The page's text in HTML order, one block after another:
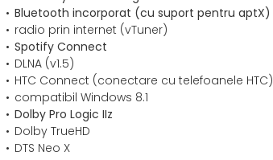
Bluetooth incorporat (cu suport pentru aptX)
radio prin internet (vTuner)
Spotify Connect
DLNA (v1.5)
HTC Connect (conectare cu telefoanele HTC)
compatibil Windows 8.1
Dolby Pro Logic IIz
Dolby TrueHD
DTS Neo X